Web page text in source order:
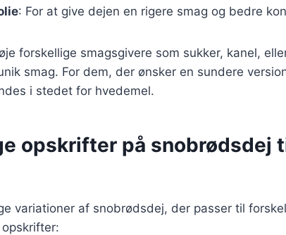
: For at give dejen en rigere smag og bedre
forskellige smagsgivere som sukker, kanel,
smag. For dem, der ønsker en sundere
i stedet for hvedemel.
opskrifter på snobrødsdej
variationer af snobrødsdej, der passer til